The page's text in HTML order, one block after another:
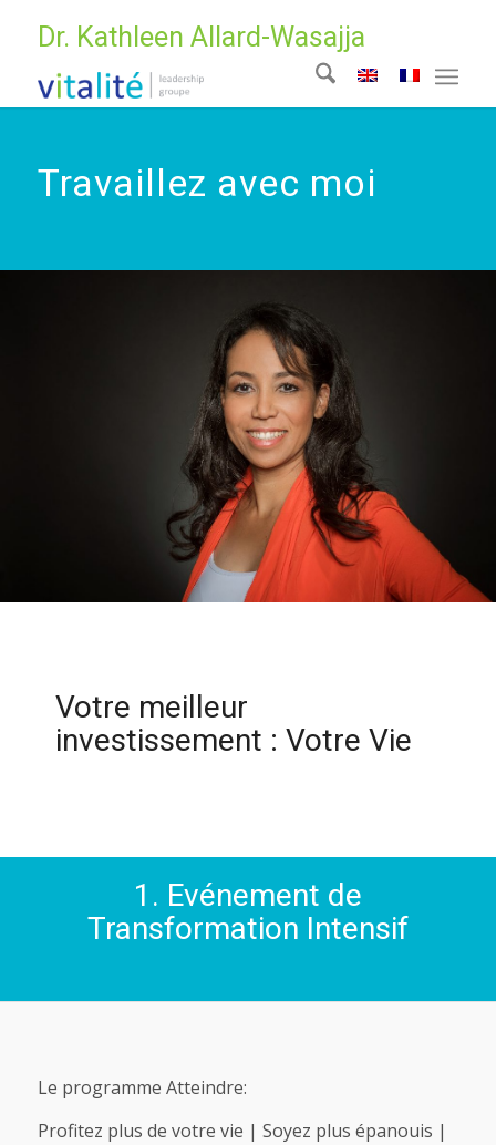
Dr. Kathleen Allard-Wasajja
Travaillez avec moi
Votre meilleur
investissement : Votre Vie
1. Evénement de
Transformation Intensif
Le programme Atteindre:
Profitez plus de votre vie | Soyez plus épanouis |